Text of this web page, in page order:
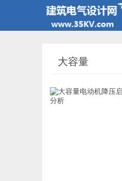
大容量